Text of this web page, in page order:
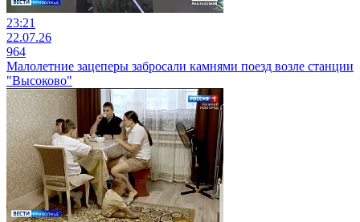
23:21
22.07.26
964
Малолетние зацеперы забросали камнями поезд возле станции
"Высоково"